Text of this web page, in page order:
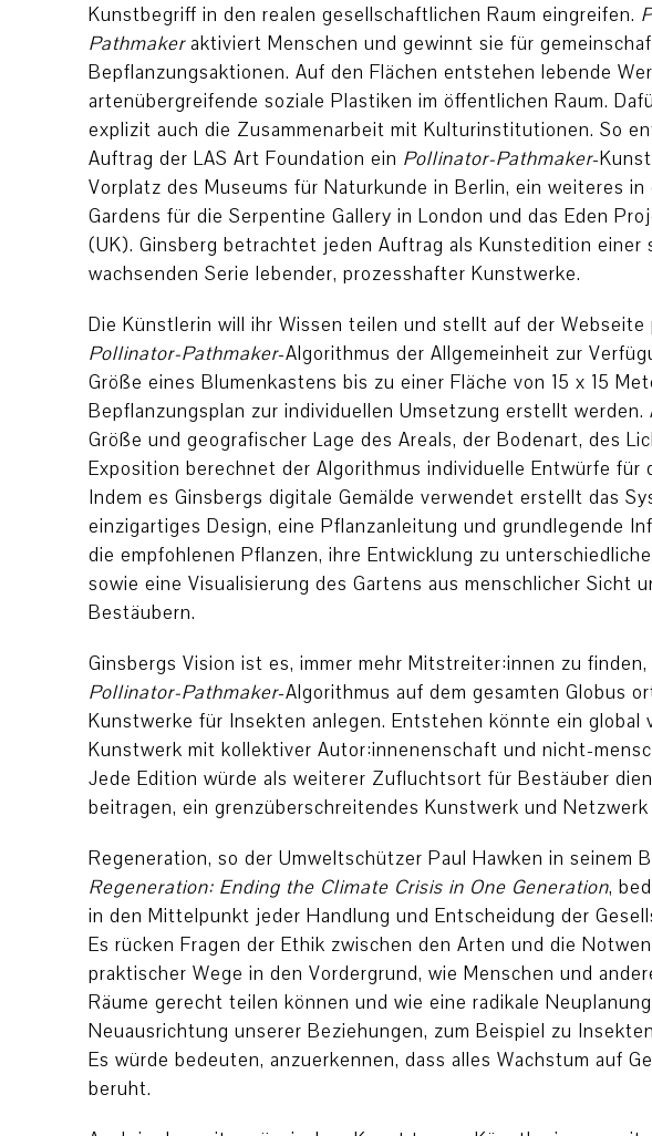
Kunstbegriff in den realen gesellschaftlichen Raum eingreifen.
Pathmakeraktiviert Menschen und gewinnt sie für
Bepflanzungsaktionen. Auf den Flächen entstehen lebende
artenübergreifende soziale Plastiken im öffentlichen Raum.
explizit auch die Zusammenarbeit mit Kulturinstitutionen. So
Auftrag der LAS Art Foundation ein Pollinator-Pathmaker-
Vorplatz des Museums für Naturkunde in Berlin, ein weiteres in
Gardens für die Serpentine Gallery in London und das Eden
(UK). Ginsberg betrachtet jeden Auftrag als Kunstedition einer
wachsenden Serie lebender, prozesshafter Kunstwerke.
Die Künstlerin will ihr Wissen teilen und stellt auf der Webseite
Pollinator-Pathmaker-Algorithmus der Allgemeinheit zur
Größe eines Blumenkastens bis zu einer Fläche von 15 x 15
Bepflanzungsplan zur individuellen Umsetzung erstellt werden.
Größe und geografischer Lage des Areals, der Bodenart, des
Exposition berechnet der Algorithmus individuelle Entwürfe für
Indem es Ginsbergs digitale Gemälde verwendet erstellt das
einzigartiges Design, eine Pflanzanleitung und grundlegende
die empfohlenen Pflanzen, ihre Entwicklung zu
sowie eine Visualisierung des Gartens aus menschlicher Sicht
Bestäubern.
Ginsbergs Vision ist es, immer mehr Mitstreiter:innen zu
Pollinator-Pathmaker-Algorithmus auf dem gesamten Globus
Kunstwerke für Insekten anlegen. Entstehen könnte ein global
Kunstwerk mit kollektiver Autor:innenenschaft und nicht-
Jede Edition würde als weiterer Zufluchtsort für Bestäuber
beitragen, ein grenzüberschreitendes Kunstwerk und Netzwerk
Regeneration, so der Umweltschützer Paul Hawken in seinem
Regeneration: Ending the Climate Crisis in One Generation,
in den Mittelpunkt jeder Handlung und Entscheidung der
Es rücken Fragen der Ethik zwischen den Arten und die
praktischer Wege in den Vordergrund, wie Menschen und
Räume gerecht teilen können und wie eine radikale
Neuausrichtung unserer Beziehungen, zum Beispiel zu
Es würde bedeuten, anzuerkennen, dass alles Wachstum auf
beruht.